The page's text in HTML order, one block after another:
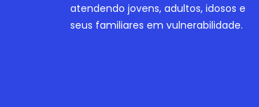
atendendo jovens, adultos, idosos e
seus familiares em vulnerabilidade.